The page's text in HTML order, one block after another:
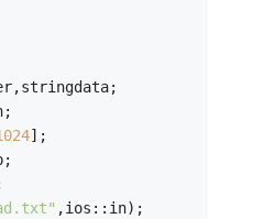
];
,ios::in);